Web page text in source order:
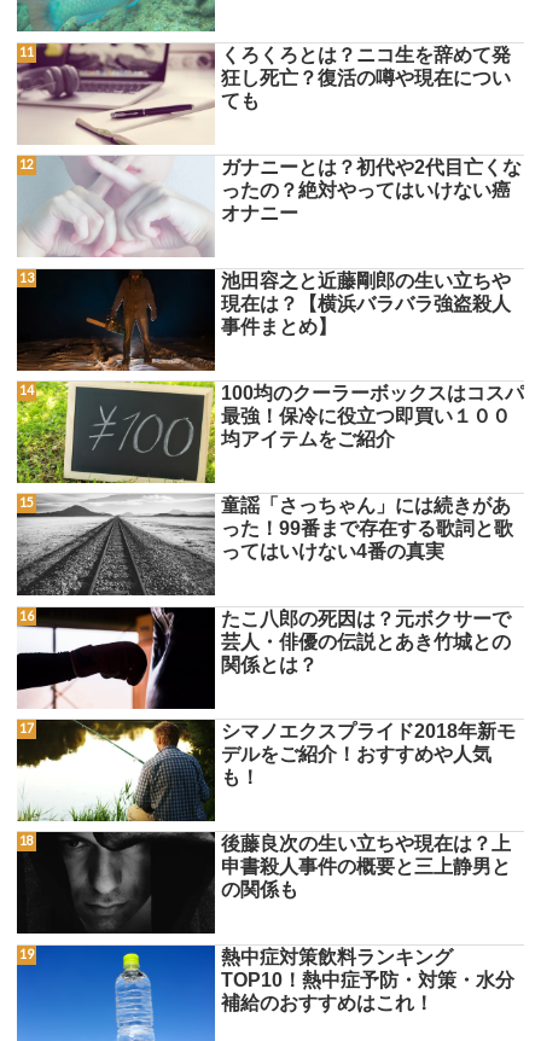
くろくろとは？ニコ生を辞めて発
狂し死亡？復活の噂や現在につい
ても
ガナニーとは？初代や2代目亡くな
ったの？絶対やってはいけない癌
オナニー
池田容之と近藤剛郎の生い立ちや
現在は？【横浜バラバラ強盗殺人
事件まとめ】
100均のクーラーボックスはコスパ
最強！保冷に役立つ即買い１００
均アイテムをご紹介
童謡「さっちゃん」には続きがあ
った！99番まで存在する歌詞と歌
ってはいけない4番の真実
たこ八郎の死因は？元ボクサーで
芸人・俳優の伝説とあき竹城との
関係とは？
シマノエクスプライド2018年新モ
デルをご紹介！おすすめや人気
も！
後藤良次の生い立ちや現在は？上
申書殺人事件の概要と三上静男と
の関係も
熱中症対策飲料ランキング
TOP10！熱中症予防・対策・水分
補給のおすすめはこれ！